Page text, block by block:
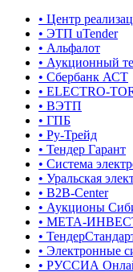
• Центр
• ЭТП uTender
• Альфалот
• Аукционный
• Сбербанк АСТ
• ELECTRO-
• ВЭТП
• ГПБ
• Ру-Трейд
• Тендер Гарант
• Система
• Уральская
• B2B-Center
• Аукционы
• МЕТА-
•
• Электронные
• РУССИА